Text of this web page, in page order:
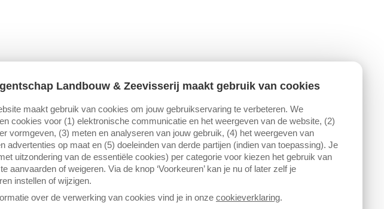
Landbouw & Zeevisserij maakt gebruik van cookies
maakt gebruik van cookies om jouw gebruikservaring te verbeteren. We
cookies voor (1) elektronische communicatie en het weergeven van de website, (2)
vormgeven, (3) meten en analyseren van jouw gebruik, (4) het weergeven van
advertenties op maat en (5) doeleinden van derde partijen (indien van toepassing). Je
uitzondering van de essentiële cookies) per categorie voor kiezen het gebruik van
aanvaarden of weigeren. Via de knop ‘Voorkeuren’ kan je nu of later zelf je
instellen of wijzigen.
over de verwerking van cookies vind je in onze cookieverklaring.